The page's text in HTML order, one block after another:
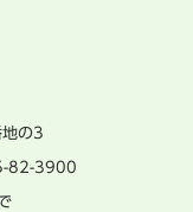
の3
82-3900